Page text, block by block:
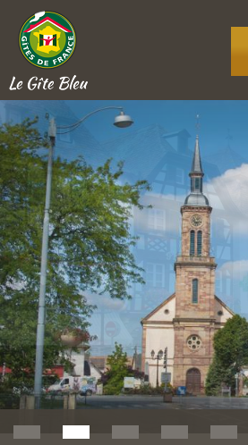
Le Gîte Bleu
10 rue Basse Fontaine
67860 Boofzheim, France
+33 7 80 37 43 78
ANFAHRT